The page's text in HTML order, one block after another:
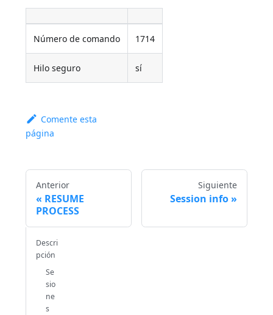
Número de comando 1714
Hilo seguro sí
Comente esta
página
Anterior
RESUME
PROCESS
Siguiente
Session info
Descri
pción
Se
sio
ne
s